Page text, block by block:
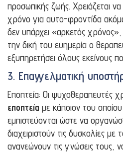
προσωπικής ζωής. Χρειάζεται
χρόνο για αυτο-φροντίδα ακόμα
δεν υπάρχει «αρκετός
την δική του ευημερία ο
εξυπηρετήσει όλους εκείνους
3. Επαγγελματική
Εποπτεία: Οι ψυχοθεραπευτές
εποπτεία με κάποιον του
εμπιστεύονται ώστε να
διαχειριστούν τις δυσκολίες
ανανεώνουν τις γνώσεις τους,